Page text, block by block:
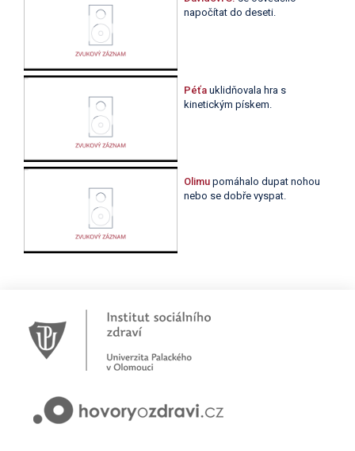
napočítat do deseti.
Péťa uklidňovala hra s
kinetickým pískem.
Olimu pomáhalo dupat nohou
nebo se dobře vyspat.